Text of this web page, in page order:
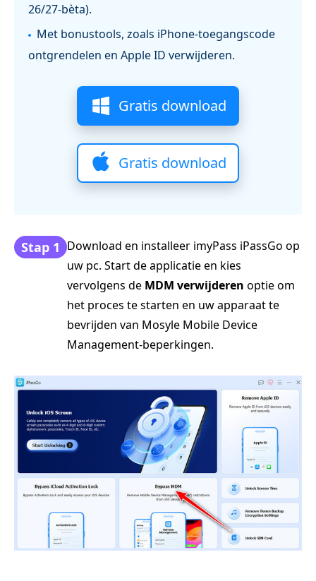
26/27-bèta).
Met bonustools, zoals iPhone-toegangscode
ontgrendelen en Apple ID verwijderen.
Gratis download
Gratis download
Stap 1 Download en installeer imyPass iPassGo op
uw pc. Start de applicatie en kies
vervolgens de MDM verwijderen optie om
het proces te starten en uw apparaat te
bevrijden van Mosyle Mobile Device
Management-beperkingen.